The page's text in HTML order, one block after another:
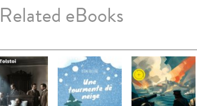
Related eBooks